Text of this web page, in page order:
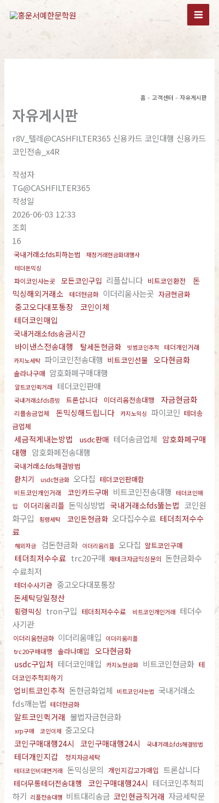
홈 고객센터 자유게시판
자유게시판
r8V_텔레@CASHFILTER365 신용카드 코인대행 신용카드
코인전송_x4R
작성자
TG@CASHFILTER365
작성일
2026-06-03 12:33
조회
16
국내거래소fds피하는법
재정거래현금화대행사
테더돈믹싱
파이코인사는곳 모든코인구입 리플삽니다 비트코인환전
돈
믹싱해외거래소
테더현금화 이더리움사는곳 자금현금화
중고오다대포통장 코인이체
테더코인매입
국내거래소fds송금시간
바이낸스전송대행 탈세돈현금화 빗썸코인추적 테더개인거래
카지노세탁 파이코인전송대행 비트코인선물 오다현금화
솔라나구매 암호화폐구매대행
알트코인퀵거래 테더코인판매
국내거래소fds증빙 트론삽니다 이더리움전송대행 자금현금화
리플송금업체 돈믹싱해드립니다 카지노믹싱 파이코인 테더송
금업체
세금적게내는방법 usdc판매 테더송금업체 암호화폐구매
대행 암호화폐전송대행
국내거래소fds해결방법
환치기 usdc현금화 오다집 테더코인판매함
비트코인개인거래 코인카드구매 비트코인전송대행
테더코인매
입
이더리움리플 돈믹싱방법 국내거래소fds뚫는법 코인원
화구입
횡령세탁 코인돈현금화 오다집수수료 테더최저수수
료
해외자금 검돈현금화 이더리움리플 오다집 알트코인구매
테더최저수수료 trc20구매 재테크자금믹싱문의 돈현금화수
수료최저
테더수사기관 중고오다대포통장
돈세탁당일정산
횡령믹싱 tron구입 테더최저수수료 비트코인개인거래 테더수
사기관
이더리움현금화 이더리움매입 이더리움리플
trc20구매대행 솔라나매입
오다현금화
usdc구입처 테더코인매입 카지노현금화 비트코인현금화 테
더코인추척피하기
업비트코인추적 돈현금화업체 비트코인사는법
국내거래소
fds깨는법 테더현금화
알트코인퀵거래 불법자금현금화
xrp구매 코인이체 중고오다
코인구매대행24시 코인구매대행24시 국내거래소fds해결방법
테더개인지갑 정치자금세탁
테더코인비대면거래 돈믹싱문의 개인지갑고가매입 트론삽니다
테더무통테더전송대행 코인구매대행24시 테더코인추척피
하기 리플전송대행 비트대리송금 코인현금직거래 자금세탁문